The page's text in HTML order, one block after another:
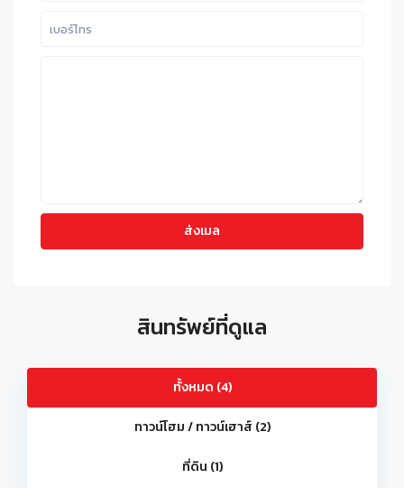
สินทรัพย์ที่ดูแล
ทั้งหมด (4)
ทาวน์โฮม / ทาวน์เฮาส์ (2)
ที่ดิน (1)